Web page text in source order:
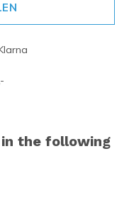
the following